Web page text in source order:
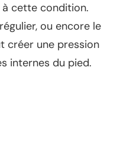
cette condition.
ou encore le
créer une pression
internes du pied.